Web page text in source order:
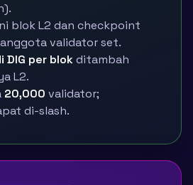
blok L2 dan checkpoint
validator set.
DIG per blokditambah
L2.
20,000 validator;
di-slash.